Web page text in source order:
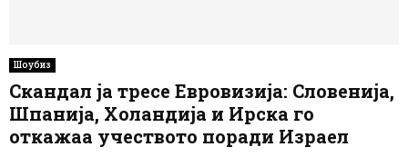
Шоубиз
Скандал ја тресе Евровизија: Словенија,
Шпанија, Холандија и Ирска го
откажаа учеството поради Израел